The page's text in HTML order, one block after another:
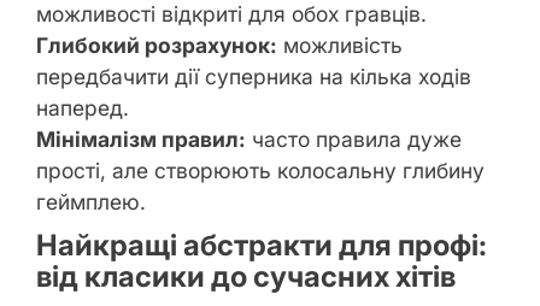
можливості відкриті для обох гравців.
Глибокий розрахунок: можливість
передбачити дії суперника на кілька ходів
наперед.
Мінімалізм правил: часто правила дуже
прості, але створюють колосальну глибину
геймплею.
Найкращі абстракти для профі:
від класики до сучасних хітів